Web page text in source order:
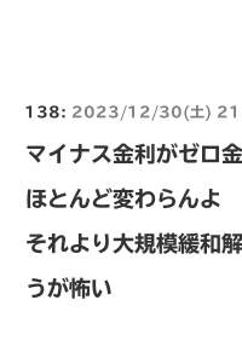
138: 2023/12/30(土)
マイナス金利がゼロ
ほとんど変わらんよ
それより大規模緩和
うが怖い